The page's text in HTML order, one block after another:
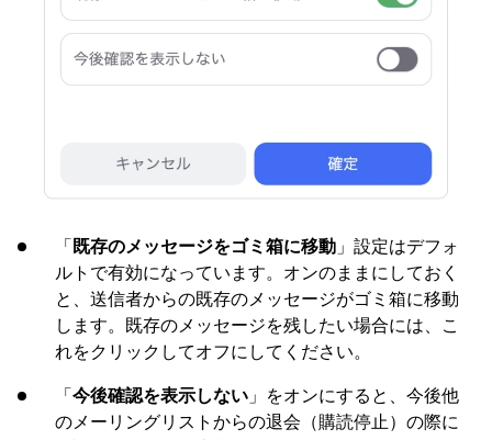
「既存のメッセージをゴミ箱に移動 」設定はデフォ
ルトで有効になっています。オンのままにしておく
と、送信者からの既存のメッセージがゴミ箱に移動
します。既存のメッセージを残したい場合には、こ
れをクリックしてオフにしてください。
「今後確認を表示しない 」をオンにすると、今後他
のメーリングリストからの退会（購読停止）の際に